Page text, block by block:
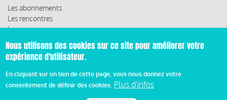
Pied
Mentions légales et condition générale d’utilisation et
Nous utilisons des cookies sur ce site pour améliorer votre
expérience d'utilisateur.
En cliquant sur un lien de cette page, vous nous donnez votre
consentement de définir des cookies. Plus d'infos